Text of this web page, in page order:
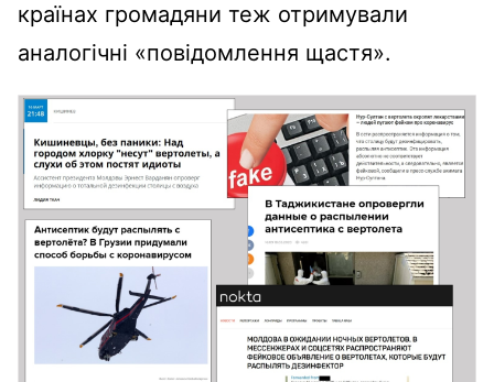
країнах громадяни теж отримували
аналогічні «повідомлення щастя».